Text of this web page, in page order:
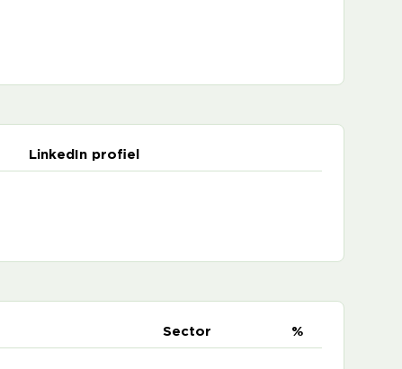
LinkedIn profiel
Sector %